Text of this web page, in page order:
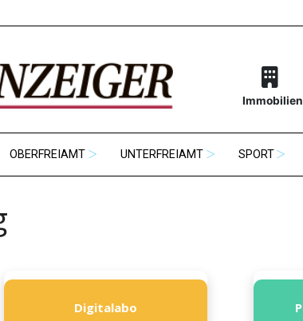
Immobilien
OBERFREIAMT UNTERFREIAMT SPORT